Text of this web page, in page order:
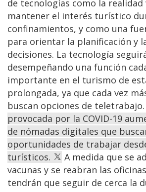
de tecnologías como la
mantener el interés turístico
confinamientos, y como una
para orientar la planificación y
decisiones. La tecnología
desempeñando una función
importante en el turismo de
prolongada, ya que cada vez
buscan opciones de teletrabajo.
provocada por la COVID-19
de nómadas digitales que
oportunidades de trabajar
turísticos.
A medida que se
vacunas y se reabran las
tendrán que seguir de cerca la